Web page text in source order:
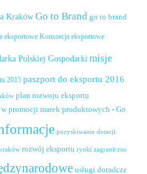
Kraków Go to Brand go to brand
eksportowe Konsorcja eksportowe
Polskiej Gospodarki misje
2015 paszport do eksportu 2016
plan rozwoju eksportu
promocji marek produktowych - Go
pozyskiwanie dotacji
rozwój eksportu rynki zagraniczne
usługi doradcze